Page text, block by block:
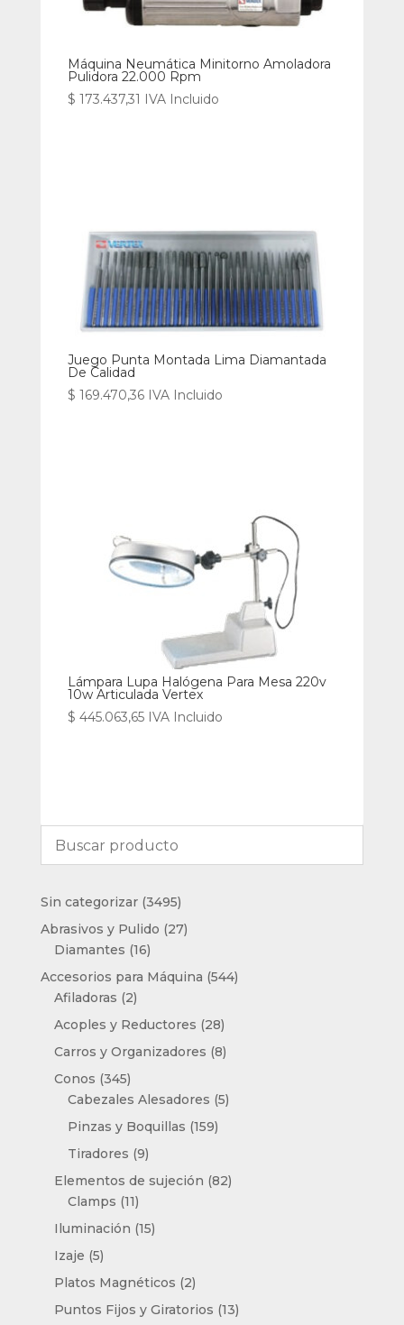
Máquina Neumática Minitorno Amoladora
Pulidora 22.000 Rpm
$ 173.437,31 IVA Incluido
Juego Punta Montada Lima Diamantada
De Calidad
$ 169.470,36 IVA Incluido
Lámpara Lupa Halógena Para Mesa 220v
10w Articulada Vertex
$ 445.063,65 IVA Incluido
Sin categorizar 34953495
productos
Abrasivos y Pulido 2727
Diamantes 1616
productos
Accesorios para Máquina 544544
Afiladoras 22
productos
Acoples y Reductores 2828
productos
Carros y Organizadores 88
Conos 345345
productos
Cabezales Alesadores 55
Pinzas y Boquillas 159159
Tiradores 99
productos
Elementos de sujeción 8282
Clamps 1111
productos
Iluminación 1515
Izaje 55
productos
Platos Magnéticos 22
productos
Puntos Fijos y Giratorios 1313